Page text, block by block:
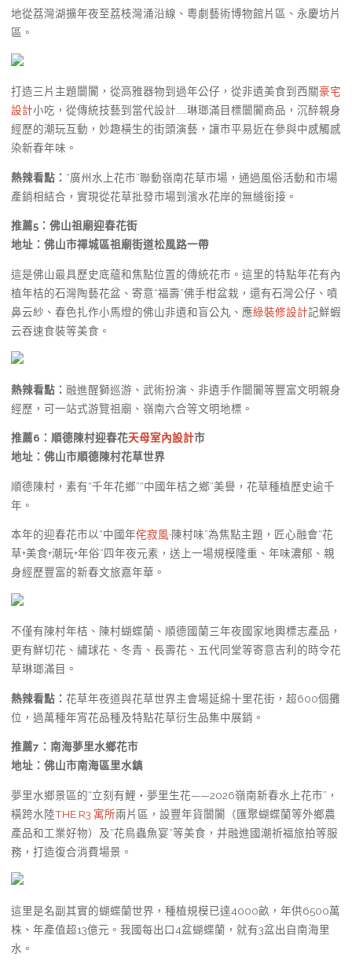
地從荔灣湖擴年夜至荔枝灣涌沿線、粵劇藝術博物館片區、永慶坊片
區。
打造三片主題闤闠，從高雅器物到過年公仔，從非遺美食到西關豪宅
設計小吃，從傳統技藝到當代設計……琳瑯滿目標闤闠商品，沉醉親身
經歷的潮玩互動，妙趣橫生的街頭演藝，讓市平易近在參與中感觸感
染新春年味。
熱辣看點： “廣州水上花市”聯動嶺南花草市場，通過風俗活動和市場
產銷相結合，實現從花草批發市場到濱水花岸的無縫銜接。
推薦5： 佛山祖廟迎春花街
地址：佛山市禪城區祖廟街道松風路一帶
這是佛山最具歷史底蘊和焦點位置的傳統花市。這里的特點年花有內
植年桔的石灣陶藝花盆、寄意“福壽”佛手柑盆栽，還有石灣公仔、噴
鼻云紗、春色扎作小馬燈的佛山非遺和盲公丸、應綠裝修設計記鮮蝦
云吞速食裝等美食。
熱辣看點： 融進醒獅巡游、武術扮演、非遺手作闤闠等豐富文明親身
經歷，可一站式游覽祖廟、嶺南六合等文明地標。
推薦6： 順德陳村迎春花天母室內設計市
地址：佛山市順德陳村花草世界
順德陳村，素有“千年花鄉”“中國年桔之鄉”美譽，花草種植歷史逾千
年。
本年的迎春花市以“中國年侘寂風·陳村味”為焦點主題，匠心融會“花
草+美食+潮玩+年俗”四年夜元素，送上一場規模隆重、年味濃郁、親
身經歷豐富的新春文旅嘉年華。
不僅有陳村年桔、陳村蝴蝶蘭、順德國蘭三年夜國家地輿標志產品，
更有鮮切花、繡球花、冬青、長壽花、五代同堂等寄意吉利的時令花
草琳瑯滿目。
熱辣看點： 花草年夜道與花草世界主會場延綿十里花街，超600個攤
位，過萬種年宵花品種及特點花草衍生品集中展銷。
推薦7： 南海夢里水鄉花市
地址：佛山市南海區里水鎮
夢里水鄉景區的“立刻有鯉・夢里生花——2026嶺南新春水上花市”，
橫跨水陸THE R3 寓所兩片區，設豐年貨闤闠（匯聚蝴蝶蘭等外鄉農
產品和工業好物）及“花鳥蟲魚宴”等美食，并融進國潮祈福旅拍等服
務，打造復合消費場景。
這里是名副其實的蝴蝶蘭世界，種植規模已達4000畝，年供6500萬
株、年產值超13億元。我國每出口4盆蝴蝶蘭，就有3盆出自南海里
水。